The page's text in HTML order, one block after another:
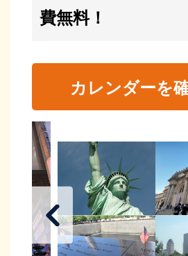
費無料！
カレンダーを